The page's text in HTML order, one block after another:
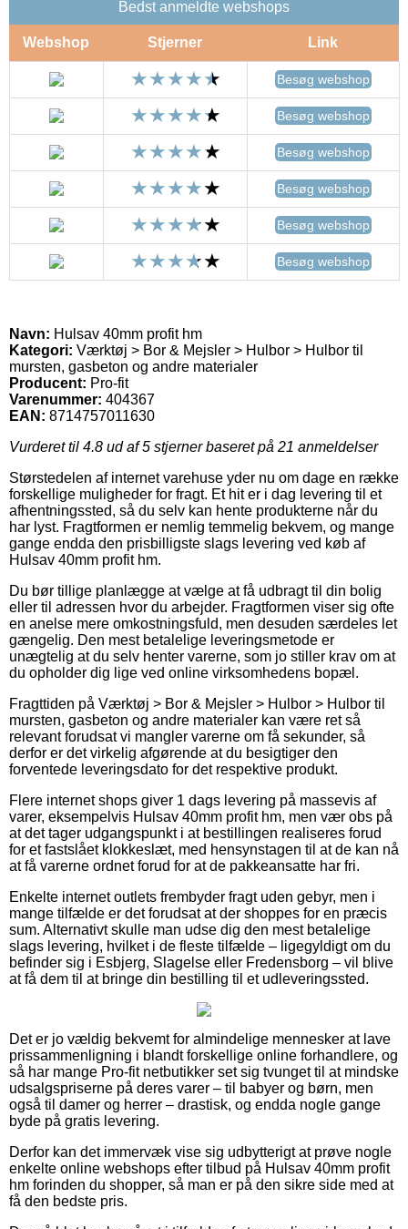
Bedst anmeldte webshops
Webshop Stjerner Link
Besøg webshop
Besøg webshop
Besøg webshop
Besøg webshop
Besøg webshop
Besøg webshop
Navn: Hulsav 40mm profit hm
Kategori: Værktøj > Bor & Mejsler > Hulbor > Hulbor til
mursten, gasbeton og andre materialer
Producent: Pro-fit
Varenummer: 404367
EAN: 8714757011630
Vurderet til 4.8 ud af 5 stjerner baseret på 21 anmeldelser
Størstedelen af internet varehuse yder nu om dage en række
forskellige muligheder for fragt. Et hit er i dag levering til et
afhentningssted, så du selv kan hente produkterne når du
har lyst. Fragtformen er nemlig temmelig bekvem, og mange
gange endda den prisbilligste slags levering ved køb af
Hulsav 40mm profit hm.
Du bør tillige planlægge at vælge at få udbragt til din bolig
eller til adressen hvor du arbejder. Fragtformen viser sig ofte
en anelse mere omkostningsfuld, men desuden særdeles let
gængelig. Den mest betalelige leveringsmetode er
unægtelig at du selv henter varerne, som jo stiller krav om at
du opholder dig lige ved online virksomhedens bopæl.
Fragttiden på Værktøj > Bor & Mejsler > Hulbor > Hulbor til
mursten, gasbeton og andre materialer kan være ret så
relevant forudsat vi mangler varerne om få sekunder, så
derfor er det virkelig afgørende at du besigtiger den
forventede leveringsdato for det respektive produkt.
Flere internet shops giver 1 dags levering på massevis af
varer, eksempelvis Hulsav 40mm profit hm, men vær obs på
at det tager udgangspunkt i at bestillingen realiseres forud
for et fastslået klokkeslæt, med hensynstagen til at de kan nå
at få varerne ordnet forud for at de pakkeansatte har fri.
Enkelte internet outlets frembyder fragt uden gebyr, men i
mange tilfælde er det forudsat at der shoppes for en præcis
sum. Alternativt skulle man udse dig den mest betalelige
slags levering, hvilket i de fleste tilfælde – ligegyldigt om du
befinder sig i Esbjerg, Slagelse eller Fredensborg – vil blive
at få dem til at bringe din bestilling til et udleveringssted.
Det er jo vældig bekvemt for almindelige mennesker at lave
prissammenligning i blandt forskellige online forhandlere, og
så har mange Pro-fit netbutikker set sig tvunget til at mindske
udsalgspriserne på deres varer – til babyer og børn, men
også til damer og herrer – drastisk, og endda nogle gange
byde på gratis levering.
Derfor kan det immervæk vise sig udbytterigt at prøve nogle
enkelte online webshops efter tilbud på Hulsav 40mm profit
hm forinden du shopper, så man er på den sikre side med at
få den bedste pris.